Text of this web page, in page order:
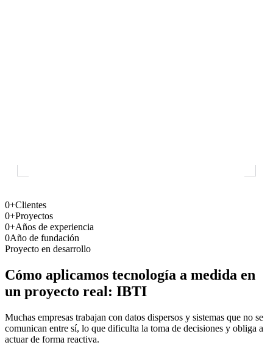
0+Clientes
0+Proyectos
0+Años de experiencia
0Año de fundación
Proyecto en desarrollo
Cómo aplicamos tecnología a medida en
un proyecto real: IBTI
Muchas empresas trabajan con datos dispersos y sistemas que no se
comunican entre sí, lo que dificulta la toma de decisiones y obliga a
actuar de forma reactiva.